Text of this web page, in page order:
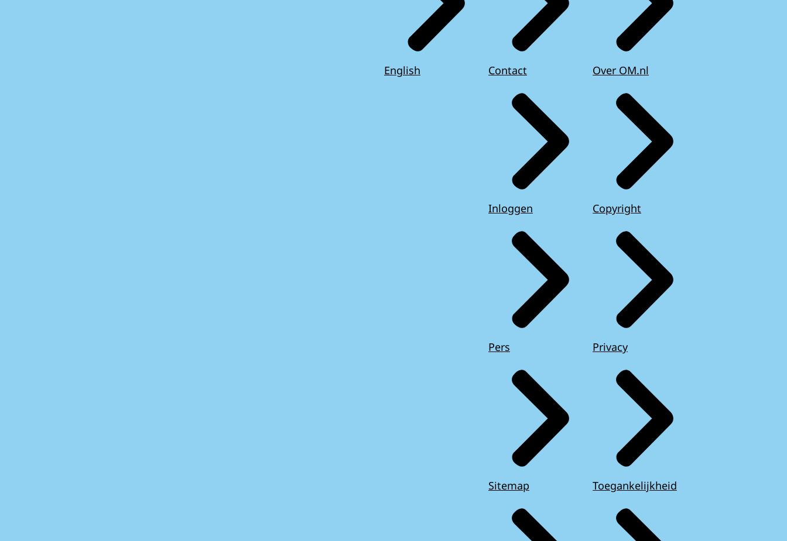
English Contact
Inloggen
Pers
Sitemap
Over OM.nl
Copyright
Privacy
Toegankelijkheid